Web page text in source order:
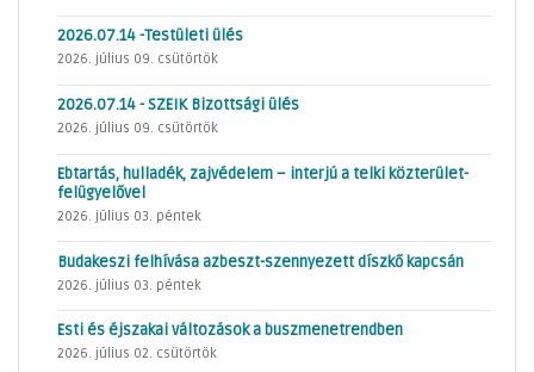
2026.07.14 -Testületi ülés
2026. július 09. csütörtök
2026.07.14 - SZEIK Bizottsági ülés
2026. július 09. csütörtök
Ebtartás, hulladék, zajvédelem – interjú a telki közterület-
felügyelővel
2026. július 03. péntek
Budakeszi felhívása azbeszt-szennyezett díszkő kapcsán
2026. július 03. péntek
Esti és éjszakai változások a buszmenetrendben
2026. július 02. csütörtök